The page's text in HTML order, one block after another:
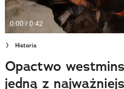
Newsletter
Cuda Polski
Wielki Konkurs Fotograficzny
Trendbook Podróżniczy
0:00 / 0:42
Historia
Opactwo
jedną z